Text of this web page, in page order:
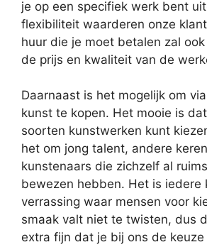
je op een specifiek werk bent
flexibiliteit waarderen onze
huur die je moet betalen zal
de prijs en kwaliteit van de
Daarnaast is het mogelijk om
kunst te kopen. Het mooie is
soorten kunstwerken kunt
het om jong talent, andere
kunstenaars die zichzelf al
bewezen hebben. Het is iedere
verrassing waar mensen voor
smaak valt niet te twisten, dus
extra fijn dat je bij ons de